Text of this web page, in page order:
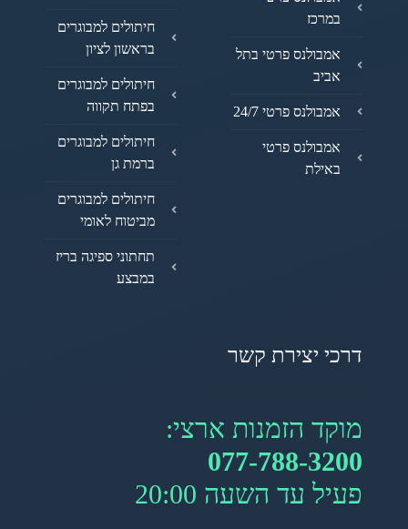
במרכז
אמבולנס פרטי בתל
אביב
אמבולנס פרטי 24/7
אמבולנס פרטי
באילת
חיתולים למבוגרים
בראשון לציון
חיתולים למבוגרים
בפתח תקווה
חיתולים למבוגרים
ברמת גן
חיתולים למבוגרים
מביטוח לאומי
תחתוני ספיגה בריז
במבצע
דרכי יצירת קשר
מוקד הזמנות ארצי:
077-788-3200
פעיל עד השעה 20:00